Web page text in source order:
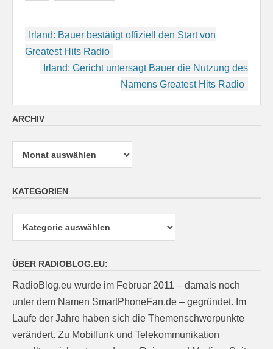
Beitragsnavigation
Irland: Bauer bestätigt offiziell den Start von
Greatest Hits Radio
Irland: Gericht untersagt Bauer die Nutzung des
Namens Greatest Hits Radio
ARCHIV
Archiv
KATEGORIEN
ÜBER RADIOBLOG.EU:
RadioBlog.eu wurde im Februar 2011 – damals noch
unter dem Namen SmartPhoneFan.de – gegründet. Im
Laufe der Jahre haben sich die Themenschwerpunkte
verändert. Zu Mobilfunk und Telekommunikation